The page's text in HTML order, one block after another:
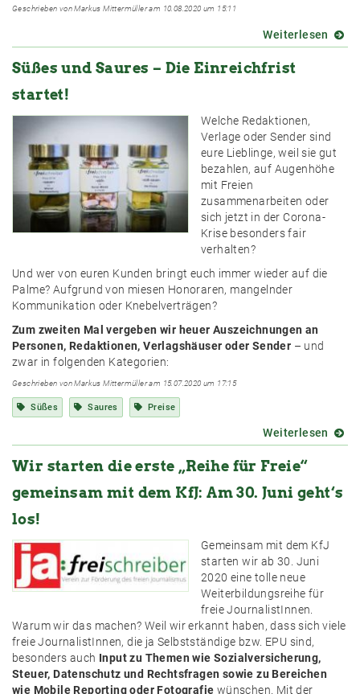
Geschrieben von Markus Mittermüller am 10.08.2020 um 15:11
Weiterlesen über
Wie
Süßes und Saures – Die Einreichfrist
startet!
Welche Redaktionen,
Verlage oder Sender sind
eure Lieblinge, weil sie gut
bezahlen, auf Augenhöhe
mit Freien
zusammenarbeiten oder
sich jetzt in der Corona-
Krise besonders fair
verhalten?
Und wer von euren Kunden bringt euch immer wieder auf die
Palme? Aufgrund von miesen Honoraren, mangelnder
Kommunikation oder Knebelverträgen?
Zum zweiten Mal vergeben wir heuer Auszeichnungen an
Personen, Redaktionen, Verlagshäuser oder Sender – und
zwar in folgenden Kategorien:
Geschrieben von Markus Mittermüller am 15.07.2020 um 17:15
Süßes Saures Preise
Weiterlesen über
Süßes
–
Wir starten die erste „Reihe für Freie“
gemeinsam mit dem KfJ: Am 30. Juni geht‘s
los!
Gemeinsam mit dem KfJ
starten wir ab 30. Juni
2020 eine tolle neue
Weiterbildungsreihe für
freie JournalistInnen.
Warum wir das machen? Weil wir erkannt haben, dass sich viele
freie JournalistInnen, die ja Selbstständige bzw. EPU sind,
besonders auch Input zu Themen wie Sozialversicherung,
Steuer, Datenschutz und Rechtsfragen sowie zu Bereichen
wie Mobile Reporting oder Fotografie wünschen. Mit der